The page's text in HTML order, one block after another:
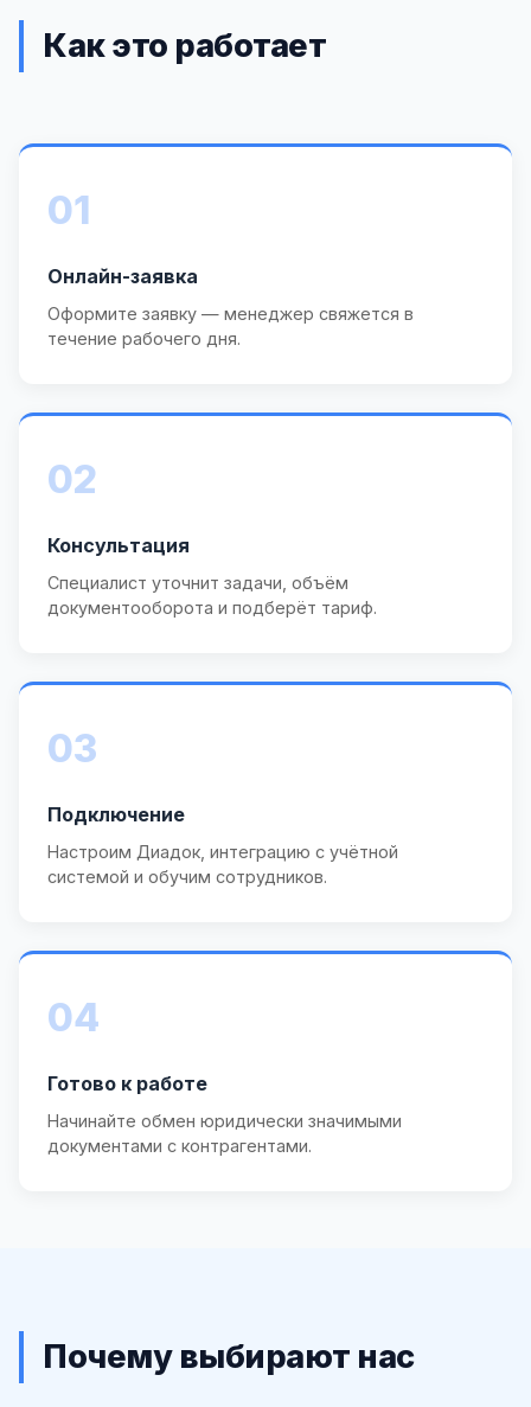
Как это работает
01
Онлайн-заявка
Оформите заявку — менеджер свяжется в
течение рабочего дня.
02
Консультация
Специалист уточнит задачи, объём
документооборота и подберёт тариф.
03
Подключение
Настроим Диадок, интеграцию с учётной
системой и обучим сотрудников.
04
Готово к работе
Начинайте обмен юридически значимыми
документами с контрагентами.
Почему выбирают нас